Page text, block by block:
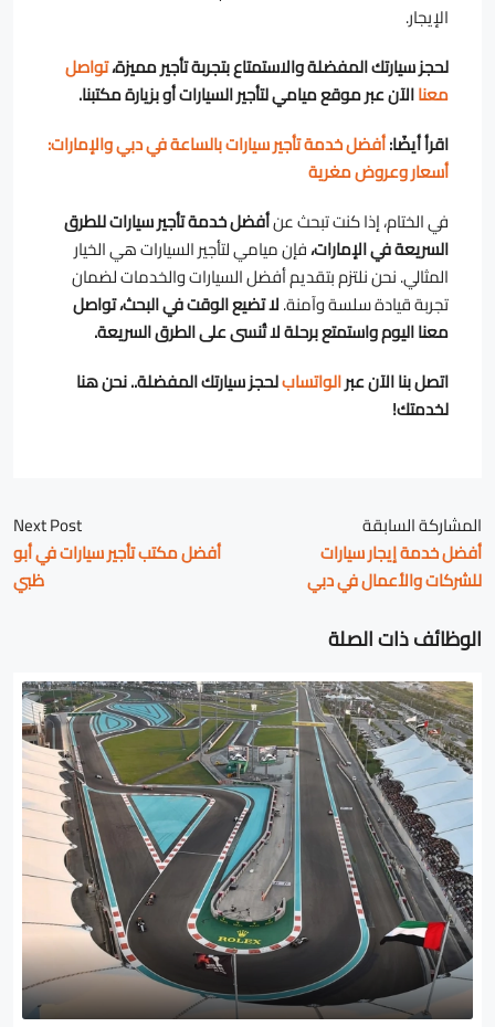
الإيجار.
لحجز سيارتك المفضلة والاستمتاع بتجربة تأجير مميزة،تواصل
معناالآن عبر موقع ميامي لتأجير السيارات أو بزيارة مكتبنا.
اقرأ أيضًا:أفضل خدمة تأجير سيارات بالساعة في دبي والإمارات:
أسعار وعروض مغرية
في الختام، إذا كنت تبحث عنأفضل خدمة تأجير سيارات للطرق
السريعة في الإمارات،فإن ميامي لتأجير السيارات هي الخيار
المثالي. نحن نلتزم بتقديم أفضل السيارات والخدمات لضمان
تجربة قيادة سلسة وآمنة.لا تضيع الوقت في البحث، تواصل
معنا اليوم واستمتع برحلة لا تُنسى على الطرق السريعة.
اتصل بنا الآن عبرالواتسابلحجز سيارتك المفضلة.. نحن هنا
لخدمتك!
المشاركة السابقة
أفضل خدمة إيجار سيارات
للشركات والأعمال في دبي
Next Post
أفضل مكتب تأجير سيارات في أبو
ظبي
الوظائف ذات الصلة